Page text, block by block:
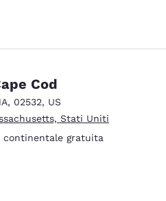
Cod
, 02532, US
Stati Uniti
continentale gratuita
Bewertungen